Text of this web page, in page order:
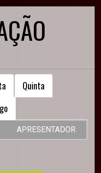
Quinta
APRESENTADOR